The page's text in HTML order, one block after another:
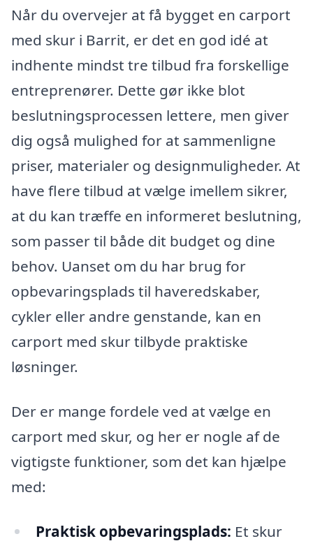
Når du overvejer at få bygget en carport
med skur i Barrit, er det en god idé at
indhente mindst tre tilbud fra forskellige
entreprenører. Dette gør ikke blot
beslutningsprocessen lettere, men giver
dig også mulighed for at sammenligne
priser, materialer og designmuligheder. At
have flere tilbud at vælge imellem sikrer,
at du kan træffe en informeret beslutning,
som passer til både dit budget og dine
behov. Uanset om du har brug for
opbevaringsplads til haveredskaber,
cykler eller andre genstande, kan en
carport med skur tilbyde praktiske
løsninger.
Der er mange fordele ved at vælge en
carport med skur, og her er nogle af de
vigtigste funktioner, som det kan hjælpe
med:
Praktisk opbevaringsplads: Et skur